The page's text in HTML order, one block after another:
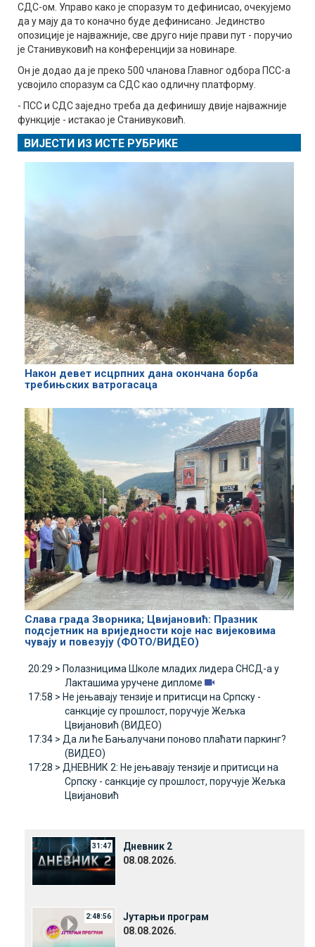
СДС-ом. Управо како је споразум то дефинисао, очекујемо
да у мају да то коначно буде дефинисано. Јединство
опозиције је најважније, све друго није прави пут - поручио
је Станивуковић на конференцији за новинаре.
Он је додао да је преко 500 чланова Главног одбора ПСС-а
усвојило споразум са СДС као одличну платформу.
- ПСС и СДС заједно треба да дефинишу двије најважније
функције - истакао је Станивуковић.
ВИЈЕСТИ ИЗ ИСТЕ РУБРИКЕ
Након девет исцрпних дана окончана борба
требињских ватрогасаца
Слава града Зворника; Цвијановић: Празник
подсјетник на вриједности које нас вијековима
чувају и повезују (ФОТО/ВИДЕО)
20:29 > Полазницима Школе младих лидера СНСД-а у
Лакташима уручене дипломе
17:58 > Не јењавају тензије и притисци на Српску -
санкције су прошлост, поручује Жељка
Цвијановић (ВИДЕО)
17:34 > Да ли ће Бањалучани поново плаћати паркинг?
(ВИДЕО)
17:28 > ДНЕВНИК 2: Не јењавају тензије и притисци на
Српску - санкције су прошлост, поручује Жељка
Цвијановић
31:47
Дневник 2
08.08.2026.
2:48:56
Јутарњи програм
08.08.2026.